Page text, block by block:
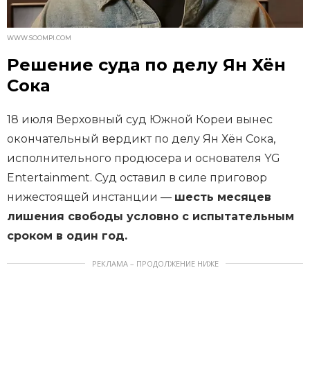
WWW.SOOMPI.COM
Решение суда по делу Ян Хён
Сока
18 июля Верховный суд Южной Кореи вынес
окончательный вердикт по делу Ян Хён Сока,
исполнительного продюсера и основателя YG
Entertainment. Суд оставил в силе приговор
нижестоящей инстанции — шесть месяцев
лишения свободы условно с испытательным
сроком в один год.
РЕКЛАМА – ПРОДОЛЖЕНИЕ НИЖЕ